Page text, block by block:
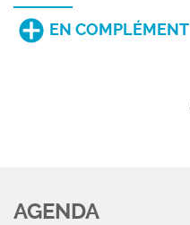
EN COMPLÉMENT
AGENDA